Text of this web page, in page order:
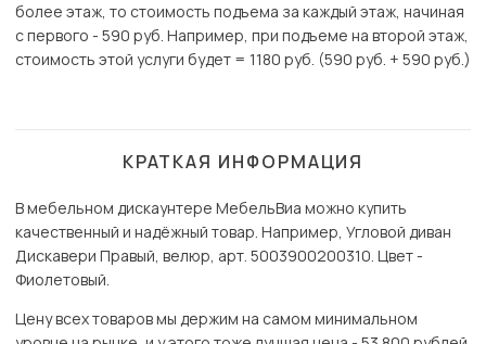
более этаж, то стоимость подъема за каждый этаж, начиная
с первого - 590 руб. Например, при подъеме на второй этаж,
стоимость этой услуги будет = 1180 руб. (590 руб. + 590 руб.)
КРАТКАЯ ИНФОРМАЦИЯ
В мебельном дискаунтере МебельВиа можно купить
качественный и надёжный товар. Например, Угловой диван
Дискавери Правый, велюр, арт. 5003900200310. Цвет -
Фиолетовый.
Цену всех товаров мы держим на самом минимальном